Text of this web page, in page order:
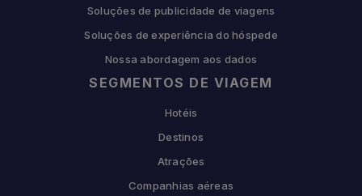
Soluções de publicidade de viagens
Soluções de experiência do hóspede
Nossa abordagem aos dados
SEGMENTOS DE VIAGEM
Hotéis
Destinos
Atrações
Companhias aéreas